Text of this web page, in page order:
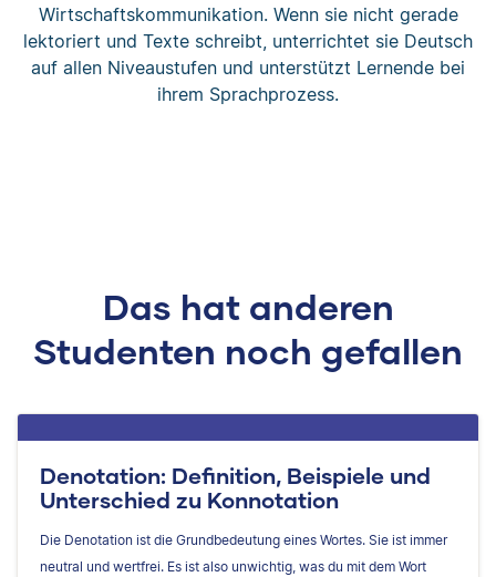
Wirtschaftskommunikation. Wenn sie nicht gerade
lektoriert und Texte schreibt, unterrichtet sie Deutsch
auf allen Niveaustufen und unterstützt Lernende bei
ihrem Sprachprozess.
Das hat anderen
Studenten noch gefallen
Denotation: Definition, Beispiele und
Unterschied zu Konnotation
Die Denotation ist die Grundbedeutung eines Wortes. Sie ist immer
neutral und wertfrei. Es ist also unwichtig, was du mit dem Wort